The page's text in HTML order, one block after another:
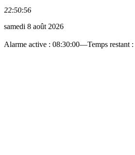
22:50:56
samedi 8 août 2026
Alarme active : 08:30:00—Temps restant :